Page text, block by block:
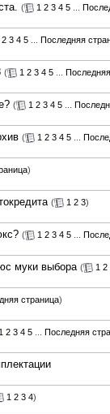
( 1 2 3 4 5
2 3 4 5
Последняя
( 1 2 3 4 5
( 1 2 3 4 5
( 1 2 3 4 5
)
( 1 2 3)
( 1 2 3 4 5
муки выбора ( 1 2
страница)
1 2 3 4 5
Последняя
1 2 3 4)